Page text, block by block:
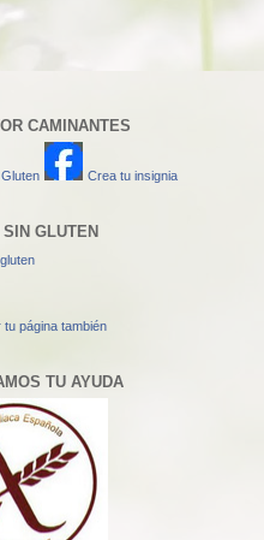
CAMINANTES
Crea tu insignia
GLUTEN
tu página también
TU AYUDA